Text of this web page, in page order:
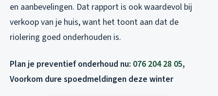
en aanbevelingen. Dat rapport is ook waardevol bij
verkoop van je huis, want het toont aan dat de
riolering goed onderhouden is.
Plan je preventief onderhoud nu: 076 204 28 05,
Voorkom dure spoedmeldingen deze winter